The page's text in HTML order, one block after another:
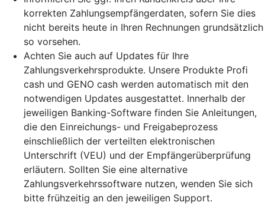
korrekten Zahlungsempfängerdaten, sofern Sie dies
nicht bereits heute in Ihren Rechnungen grundsätzlich
so vorsehen.
Achten Sie auch auf Updates für Ihre
Zahlungsverkehrsprodukte. Unsere Produkte Profi
cash und GENO cash werden automatisch mit den
notwendigen Updates ausgestattet. Innerhalb der
jeweiligen Banking-Software finden Sie Anleitungen,
die den Einreichungs- und Freigabeprozess
einschließlich der verteilten elektronischen
Unterschrift (VEU) und der Empfängerüberprüfung
erläutern. Sollten Sie eine alternative
Zahlungsverkehrssoftware nutzen, wenden Sie sich
bitte frühzeitig an den jeweiligen Support.